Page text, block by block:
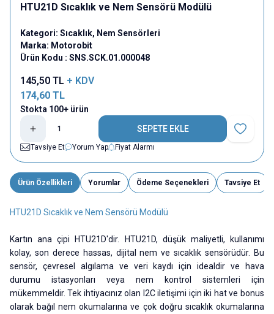
HTU21D Sıcaklık ve Nem Sensörü Modülü
Kategori: Sıcaklık, Nem Sensörleri
Marka: Motorobit
Ürün Kodu : SNS.SCK.01.000048
145,50 TL + KDV
174,60 TL
Stokta 100+ ürün
SEPETE EKLE
Favoriye
Tavsiye Et
Yorum Yap Fiyat Alarmı
Ürün Özellikleri Yorumlar Ödeme Seçenekleri Tavsiye Et
HTU21D Sıcaklık ve Nem Sensörü Modülü
Kartın ana çipi HTU21D'dir. HTU21D, düşük maliyetli, kullanımı
kolay, son derece hassas, dijital nem ve sıcaklık sensörüdür. Bu
sensör, çevresel algılama ve veri kaydı için idealdir ve hava
durumu istasyonları veya nem kontrol sistemleri için
mükemmeldir. Tek ihtiyacınız olan I2C iletişimi için iki hat ve bonus
olarak bağıl nem okumalarına ve çok doğru sıcaklık okumalarına